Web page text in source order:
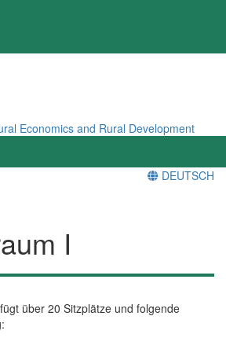
Economics and Rural Development
DEUTSCH
I
über 20 Sitzplätze und folgende